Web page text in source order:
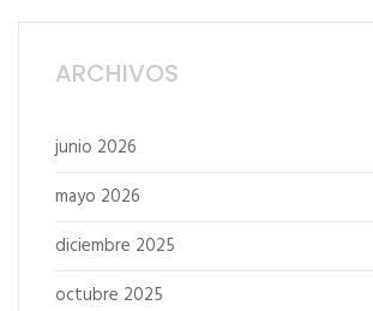
ARCHIVOS
junio 2026
mayo 2026
diciembre 2025
octubre 2025